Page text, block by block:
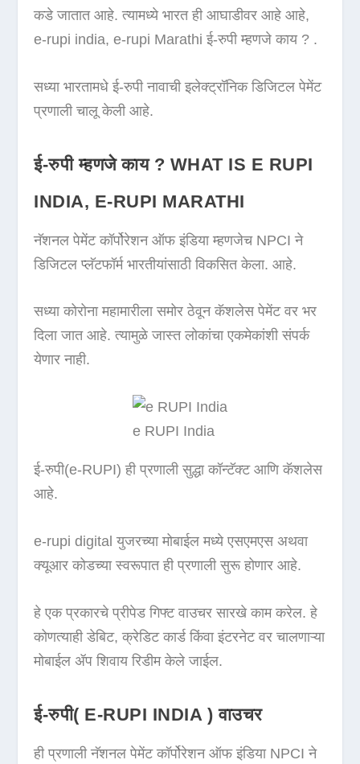
कडे जातात आहे. त्यामध्ये भारत ही आघाडीवर आहे आहे,
e-rupi india, e-rupi Marathi ई-रुपी म्हणजे काय ? .
सध्या भारतामधे ई-रुपी नावाची इलेक्ट्रॉनिक डिजिटल पेमेंट
प्रणाली चालू केली आहे.
ई-रुपी म्हणजे काय ? WHAT IS E RUPI
INDIA, E-RUPI MARATHI
नॅशनल पेमेंट कॉर्पोरेशन ऑफ इंडिया म्हणजेच NPCI ने
डिजिटल प्लॅटफॉर्म भारतीयांसाठी विकसित केला. आहे.
सध्या कोरोना महामारीला समोर ठेवून कॅशलेस पेमेंट वर भर
दिला जात आहे. त्यामुळे जास्त लोकांचा एकमेकांशी संपर्क
येणार नाही.
e RUPI India
ई-रुपी(e-RUPI) ही प्रणाली सुद्धा कॉन्टॅक्ट आणि कॅशलेस
आहे.
e-rupi digital युजरच्या मोबाईल मध्ये एसएमएस अथवा
क्यूआर कोडच्या स्वरूपात ही प्रणाली सुरू होणार आहे.
हे एक प्रकारचे प्रीपेड गिफ्ट वाउचर सारखे काम करेल. हे
कोणत्याही डेबिट, क्रेडिट कार्ड किंवा इंटरनेट वर चालणाऱ्या
मोबाईल ॲप शिवाय रिडीम केले जाईल.
ई-रुपी( E-RUPI INDIA ) वाउचर
ही प्रणाली नॅशनल पेमेंट कॉर्पोरेशन ऑफ इंडिया NPCI ने